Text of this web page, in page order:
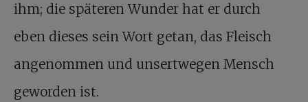
ihm; die späteren Wunder hat er durch
eben dieses sein Wort getan, das Fleisch
angenommen und unsertwegen Mensch
geworden ist.